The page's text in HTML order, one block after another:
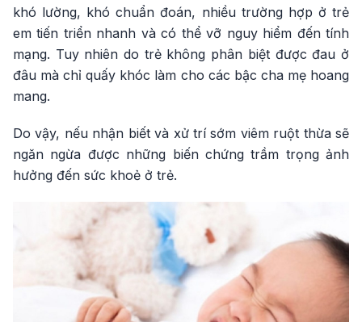
khó lường, khó chuẩn đoán, nhiều trường hợp ở trẻ
em tiến triển nhanh và có thể vỡ nguy hiểm đến tính
mạng. Tuy nhiên do trẻ không phân biệt được đau ở
đâu mà chỉ quấy khóc làm cho các bậc cha mẹ hoang
mang.
Do vậy, nếu nhận biết và xử trí sớm viêm ruột thừa sẽ
ngăn ngừa được những biến chứng trầm trọng ảnh
hưởng đến sức khoẻ ở trẻ.